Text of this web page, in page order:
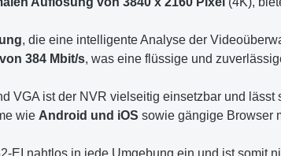
, die eine intelligente Analyse der
384 Mbit/s, was eine flüssige und
VGA ist der NVR vielseitig einsetzbar und
wie Android und iOS sowie gängige Browser
EI nahtlos in jede Umgebung ein und ist somit